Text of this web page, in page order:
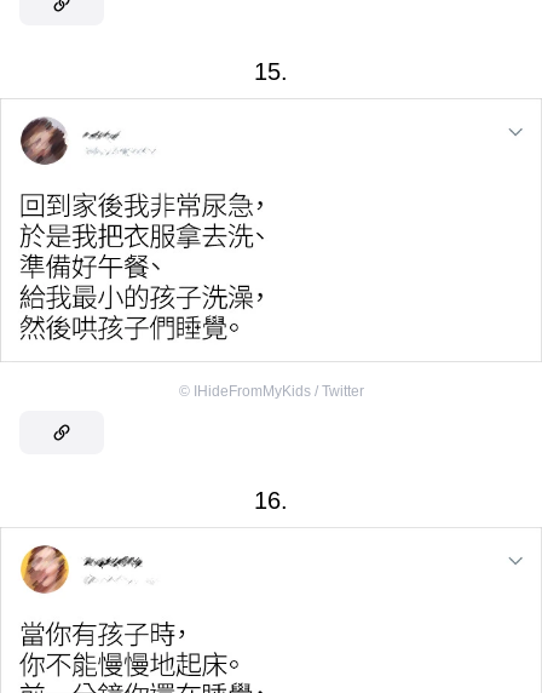
15.
© IHideFromMyKids / Twitter
16.